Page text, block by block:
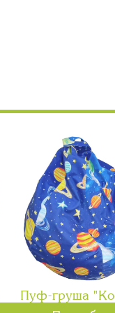
Пуф-груша